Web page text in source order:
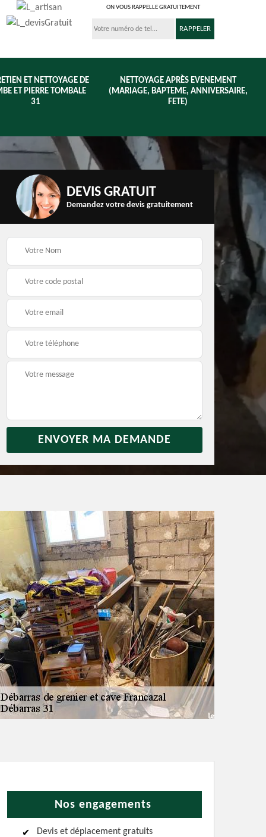
ON VOUS RAPPELLE GRATUITEMENT
ET NETTOYAGE DE
ET PIERRE TOMBALE
31
NETTOYAGE APRÈS EVENEMENT
(MARIAGE, BAPTEME, ANNIVERSAIRE,
FETE)
Débarras jardin 31 Vidage de maison 31
DEVIS GRATUIT
Demandez votre devis gratuitement
Nos engagements
Devis et déplacement gratuits